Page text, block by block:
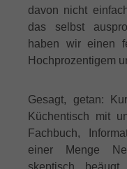
davon nicht
das selbst
haben wir einen
Hochprozentigem
Gesagt, getan:
Küchentisch mit
Fachbuch,
einer Menge
skeptisch